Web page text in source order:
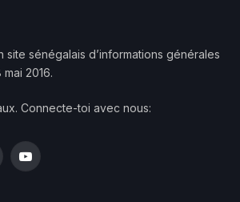
site sénégalais d’informations générales
2016.
Connecte-toi avec nous:
YouTube